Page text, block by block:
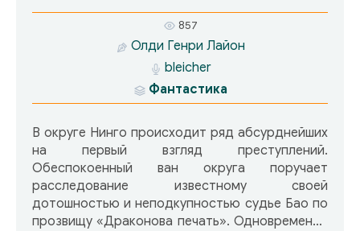
857
Олди Генри Лайон
bleicher
Фантастика
В округе Нинго происходит ряд абсурднейших
на первый взгляд преступлений.
Обеспокоенный ван округа поручает
расследование известному своей
дотошностью и неподкупностью судье Бао по
прозвищу «Драконова печать». Одновременно